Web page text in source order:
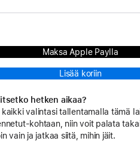
Maksa Apple Paylla
Lisää koriin
hetken aikaa?
kaikki valintasi tallentamalla tämä
kohtaan, niin voit palata
vain ja jatkaa siitä, mihin jäit.